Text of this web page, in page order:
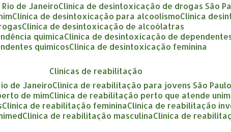
de Janeiro clínica de desintoxicação de drogas São
clínica de desintoxicação para alcoolismo clínica
clínica de desintoxicação de alcoólatras
química clínica de desintoxicação de
químicos clínica de desintoxicação feminina
clínicas de reabilitação
de Janeiro clínica de reabilitação para jovens São Paulo
de mim clínica de reabilitação perto que atende
clínica de reabilitação feminina clínica de reabilitação
clínica de reabilitação masculina clínica de